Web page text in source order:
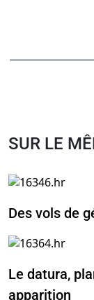
SUR LE
Des vols de
Le datura,
apparition